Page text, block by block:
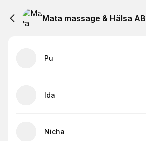
Mata massage & Hälsa AB
Pu
Ida
Nicha